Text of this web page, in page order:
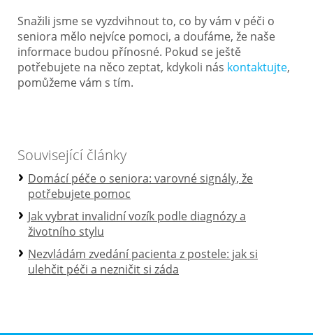
Snažili jsme se vyzdvihnout to, co by vám v péči o
seniora mělo nejvíce pomoci, a doufáme, že naše
informace budou přínosné. Pokud se ještě
potřebujete na něco zeptat, kdykoli nás kontaktujte,
pomůžeme vám s tím.
Související články
Domácí péče o seniora: varovné signály, že
potřebujete pomoc
Jak vybrat invalidní vozík podle diagnózy a
životního stylu
Nezvládám zvedání pacienta z postele: jak si
ulehčit péči a nezničit si záda